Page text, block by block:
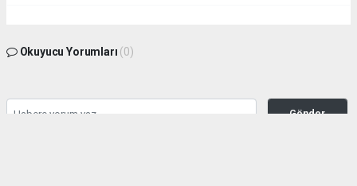
Okuyucu Yorumları (0)
Gönder